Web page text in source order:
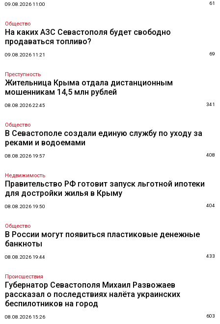
09.08.2026 11:00 61
Общество
На каких АЗС Севастополя будет свободно
продаваться топливо?
09.08.2026 11:21 69
Преступность
Жительница Крыма отдала дистанционным
мошенникам 14,5 млн рублей
08.08.2026 22:45 341
Общество
В Севастополе создали единую службу по уходу за
реками и водоемами
08.08.2026 19:57 408
Недвижимость
Правительство РФ готовит запуск льготной ипотеки
для достройки жилья в Крыму
08.08.2026 19:50 404
Общество
В России могут появиться пластиковые денежные
банкноты
08.08.2026 19:44 433
Происшествия
Губернатор Севастополя Михаил Развожаев
рассказал о последствиях налёта украинских
беспилотников на город
08.08.2026 15:26 603